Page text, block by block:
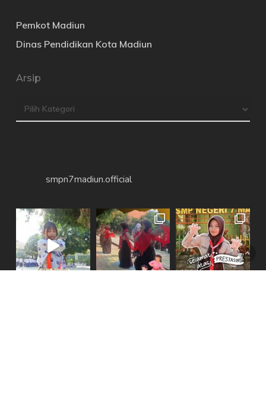
Pemkot Madiun
Dinas Pendidikan Kota Madiun
Arsip
Arsip
smpn7madiun.official